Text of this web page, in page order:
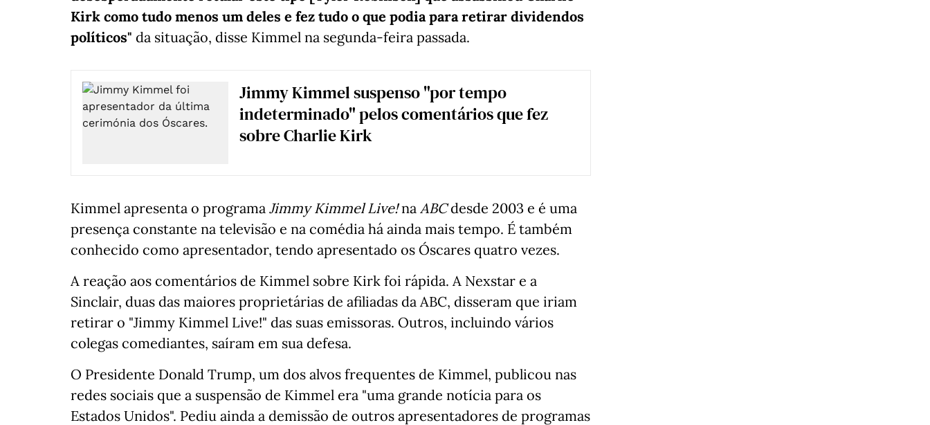
Kirk como tudo menos um deles e fez tudo o que podia para retirar dividendos
políticos" da situação, disse Kimmel na segunda-feira passada.
Jimmy Kimmel suspenso "por tempo
indeterminado" pelos comentários que fez
sobre Charlie Kirk
Kimmel apresenta o programa Jimmy Kimmel Live!na ABCdesde 2003 e é uma
presença constante na televisão e na comédia há ainda mais tempo. É também
conhecido como apresentador, tendo apresentado os Óscares quatro vezes.
A reação aos comentários de Kimmel sobre Kirk foi rápida. A Nexstar e a
Sinclair, duas das maiores proprietárias de afiliadas da ABC, disseram que iriam
retirar o "Jimmy Kimmel Live!" das suas emissoras. Outros, incluindo vários
colegas comediantes, saíram em sua defesa.
O Presidente Donald Trump, um dos alvos frequentes de Kimmel, publicou nas
redes sociais que a suspensão de Kimmel era "uma grande notícia para os
Estados Unidos". Pediu ainda a demissão de outros apresentadores de programas